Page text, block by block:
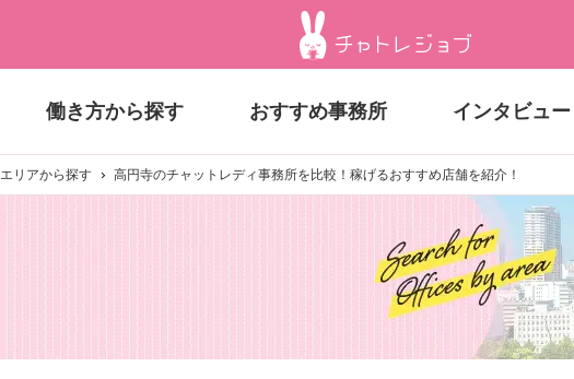
働き方から探す おすすめ事務所 インタビュー
エリアから探す 高円寺のチャットレディ事務所を比較！稼げるおすすめ店舗を紹介！